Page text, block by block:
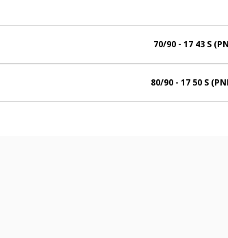
70/90 - 17 43 S
80/90 - 17 50 S